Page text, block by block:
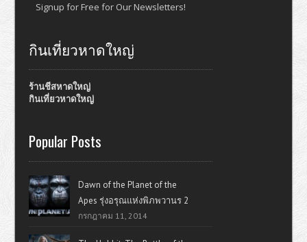
Signup for Free for Our Newsletters!
กินเที่ยวหาดใหญ่
ร้านชีสหาดใหญ่
กินเที่ยวหาดใหญ่
Popular Posts
Dawn of the Planet of the
Apes รุ่งอรุณแห่งพิภพวานร 2
กรกฎาคม 11, 2014